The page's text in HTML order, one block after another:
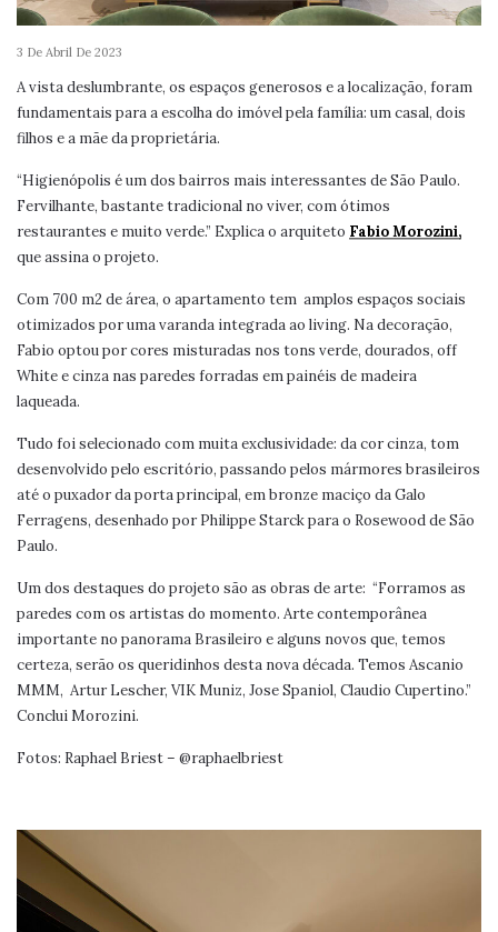
3 De Abril De 2023
A vista deslumbrante, os espaços generosos e a localização, foram
fundamentais para a escolha do imóvel pela família: um casal, dois
filhos e a mãe da proprietária.
“Higienópolis é um dos bairros mais interessantes de São Paulo.
Fervilhante, bastante tradicional no viver, com ótimos
restaurantes e muito verde.” Explica o arquiteto Fabio Morozini,
que assina o projeto.
Com 700 m2 de área, o apartamento tem amplos espaços sociais
otimizados por uma varanda integrada ao living. Na decoração,
Fabio optou por cores misturadas nos tons verde, dourados, off
White e cinza nas paredes forradas em painéis de madeira
laqueada.
Tudo foi selecionado com muita exclusividade: da cor cinza, tom
desenvolvido pelo escritório, passando pelos mármores brasileiros
até o puxador da porta principal, em bronze maciço da Galo
Ferragens, desenhado por Philippe Starck para o Rosewood de São
Paulo.
Um dos destaques do projeto são as obras de arte: “Forramos as
paredes com os artistas do momento. Arte contemporânea
importante no panorama Brasileiro e alguns novos que, temos
certeza, serão os queridinhos desta nova década. Temos Ascanio
MMM, Artur Lescher, VIK Muniz, Jose Spaniol, Claudio Cupertino.”
Conclui Morozini.
Fotos: Raphael Briest – @raphaelbriest